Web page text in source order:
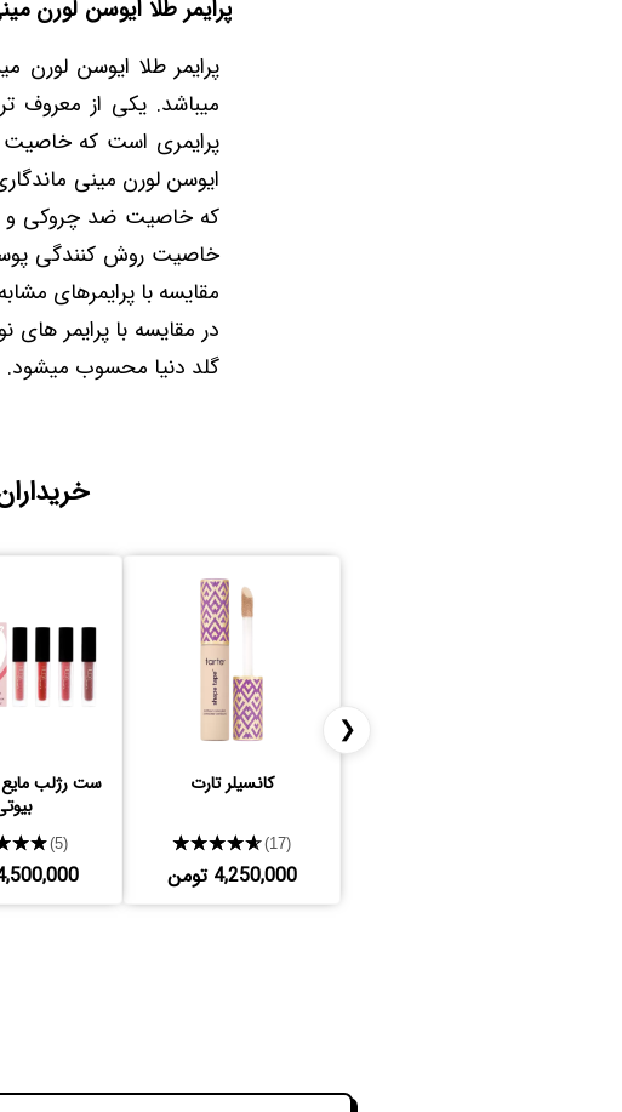
پرایمر طلا ایوسن لورن
پرایمر طلا ایوسن لورن
میباشد. یکی از معروف
پرایمری است که خاصیت
ایوسن لورن مینی
که خاصیت ضد چروکی و
خاصیت روش کنندگی
مقایسه با پرایمرهای
در مقایسه با پرایمر
گلد دنیا محسوب میشود.
❮
کانسیلر تارت
★★★★★(17)
4,250,000 تومن
ست رژلب
(5)
4,500,000